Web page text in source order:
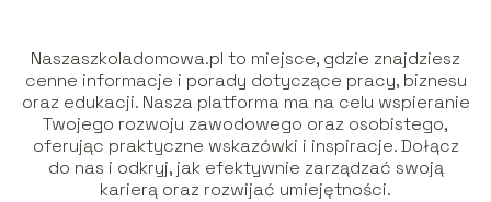
Naszaszkoladomowa.pl to miejsce, gdzie znajdziesz
cenne informacje i porady dotyczące pracy, biznesu
oraz edukacji. Nasza platforma ma na celu wspieranie
Twojego rozwoju zawodowego oraz osobistego,
oferując praktyczne wskazówki i inspiracje. Dołącz
do nas i odkryj, jak efektywnie zarządzać swoją
karierą oraz rozwijać umiejętności.